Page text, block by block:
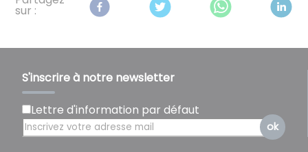
sur :
S'inscrire à notre newsletter
Lettre d'information par défaut
ok